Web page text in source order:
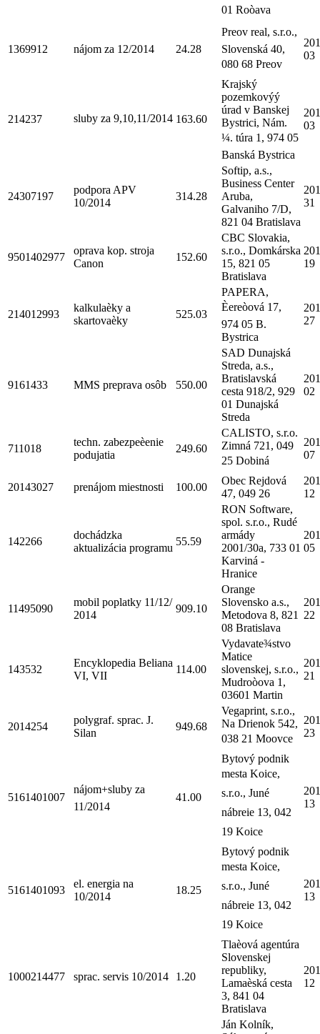
01 Roòava
1369912 nájom za 12/2014 24.28
Preov real, s.r.o.,
Slovenská 40,
080 68 Preov
03
214237 sluby za 9,10,11/2014 163.60
Krajský
pozemkovýý
úrad v Banskej
Bystrici, Nám.
¼. túra 1, 974 05
Banská Bystrica
03
24307197
podpora APV
10/2014
314.28
Softip, a.s.,
Business Center
Aruba,
Galvaniho 7/D,
821 04 Bratislava
31
9501402977
oprava kop. stroja
Canon
152.60
CBC Slovakia,
s.r.o., Domkárska
15, 821 05
Bratislava
19
214012993
kalkulaèky a
skartovaèky
525.03
PAPERA,
Èereòová 17,
974 05 B.
Bystrica
27
9161433 MMS preprava osôb 550.00
SAD Dunajská
Streda, a.s.,
Bratislavská
cesta 918/2, 929
01 Dunajská
Streda
02
711018
techn. zabezpeèenie
podujatia
249.60
CALISTO, s.r.o.
Zimná 721, 049
25 Dobiná
07
20143027 prenájom miestnosti 100.00
Obec Rejdová
47, 049 26
12
142266
dochádzka
aktualizácia programu
55.59
RON Software,
spol. s.r.o., Rudé
armády
2001/30a, 733 01
Karviná -
Hranice
05
11495090
mobil poplatky 11/12/
2014
909.10
Orange
Slovensko a.s.,
Metodova 8, 821
08 Bratislava
22
143532
Encyklopedia Beliana
VI, VII
114.00
Vydavate¾stvo
Matice
slovenskej, s.r.o.,
Mudroòova 1,
03601 Martin
21
2014254
polygraf. sprac. J.
Silan
949.68
Vegaprint, s.r.o.,
Na Drienok 542,
038 21 Moovce
23
5161401007
nájom+sluby za
11/2014
41.00
Bytový podnik
mesta Koice,
s.r.o., Juné
nábreie 13, 042
19 Koice
13
5161401093
el. energia na
10/2014
18.25
Bytový podnik
mesta Koice,
s.r.o., Juné
nábreie 13, 042
19 Koice
13
1000214477 sprac. servis 10/2014 1.20
Tlaèová agentúra
Slovenskej
republiky,
Lamaèská cesta
3, 841 04
Bratislava
12
Ján Kolník,